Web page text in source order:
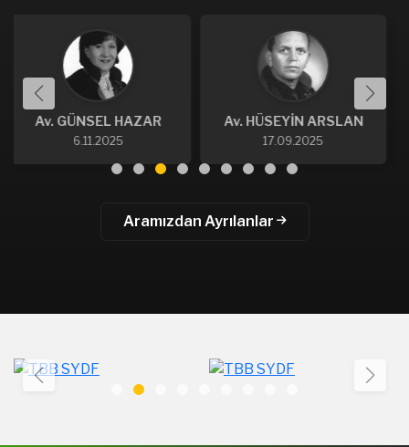
Av. HÜSEYİN ARSLAN Av. CEMALETTİN
27.08.2025
Aramızdan Ayrılanlar